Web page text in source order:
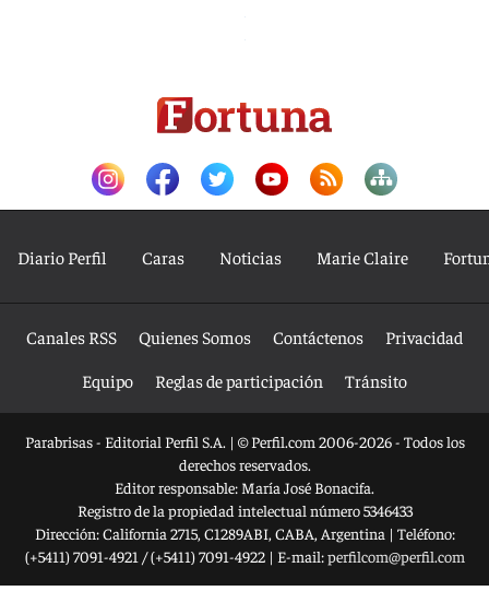
Diario Perfil Caras Noticias Marie Claire
Canales RSS Quienes Somos Contáctenos
Privacidad
Equipo
Reglas de participación Tránsito
Parabrisas - Editorial Perfil S.A. | © Perfil.com 2006-2026 - Todos los
derechos reservados.
Editor responsable: María José Bonacifa.
Registro de la propiedad intelectual número 5346433
Dirección:California 2715, C1289ABI, CABA, Argentina | Teléfono:
(+5411) 7091-4921 /(+5411) 7091-4922| E-mail:perfilcom@perfil.com